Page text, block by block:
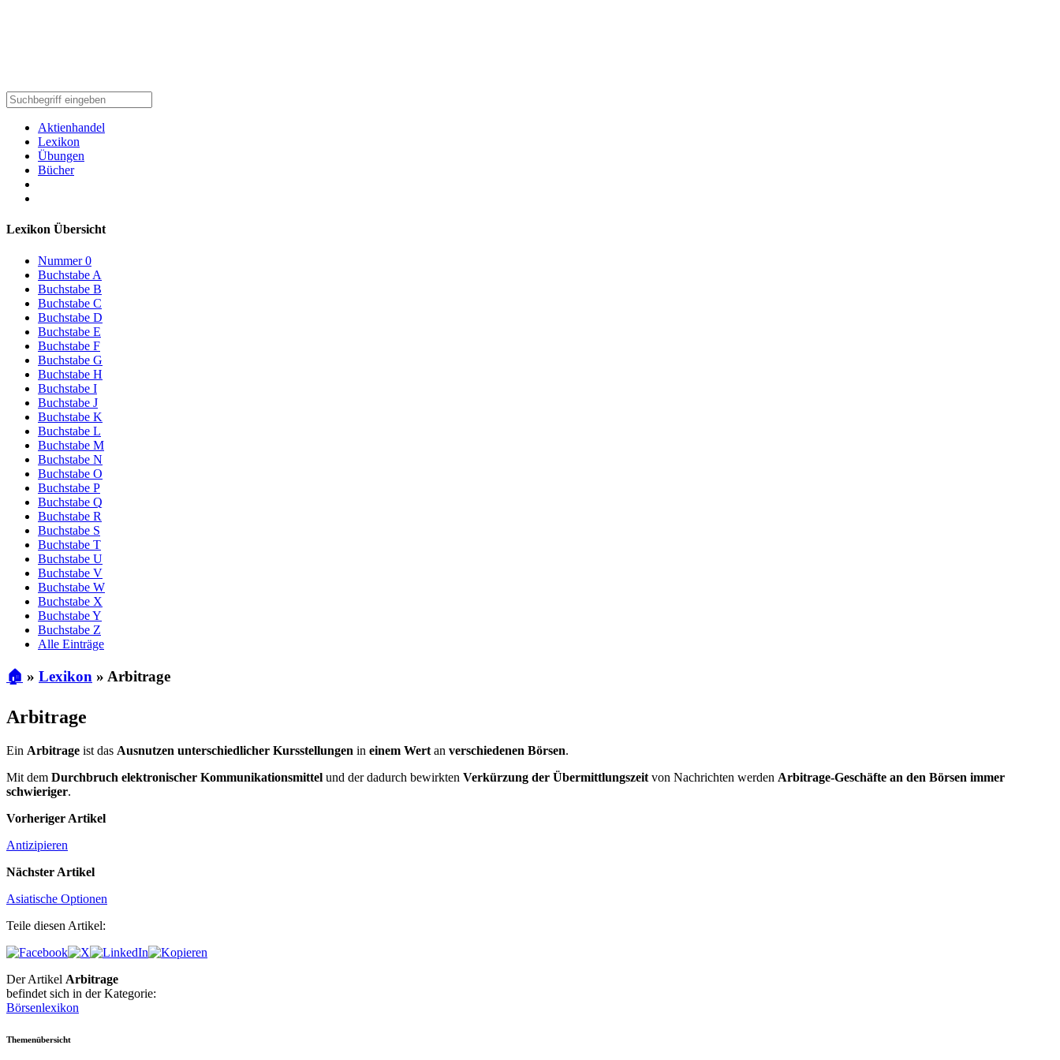
Aktienhandel
Lexikon
Übungen
Bücher
Lexikon Übersicht
Nummer 0
Buchstabe A
Buchstabe B
Buchstabe C
Buchstabe D
Buchstabe E
Buchstabe F
Buchstabe G
Buchstabe H
Buchstabe I
Buchstabe J
Buchstabe K
Buchstabe L
Buchstabe M
Buchstabe N
Buchstabe O
Buchstabe P
Buchstabe Q
Buchstabe R
Buchstabe S
Buchstabe T
Buchstabe U
Buchstabe V
Buchstabe W
Buchstabe X
Buchstabe Y
Buchstabe Z
Alle Einträge
🏠 » Lexikon » Arbitrage
Arbitrage
Ein Arbitrage ist das Ausnutzen unterschiedlicher Kursstellungen in einem Wert an verschiedenen Börsen.
Mit dem Durchbruch elektronischer Kommunikationsmittel und der dadurch bewirkten Verkürzung der Übermittlungszeit von Nachrichten werden Arbitrage-Geschäfte an den Börsen immer
schwieriger.
Vorheriger Artikel
Antizipieren
Nächster Artikel
Asiatische Optionen
Teile diesen Artikel:
Der Artikel Arbitrage
befindet sich in der Kategorie:
Börsenlexikon
Themenübersicht